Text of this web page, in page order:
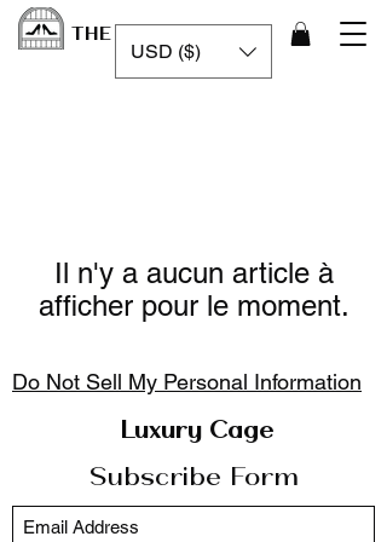
THE LUXURY CAGE
USD ($)
Il n'y a aucun article à
afficher pour le moment.
Do Not Sell My Personal Information
Luxury Cage
Subscribe Form